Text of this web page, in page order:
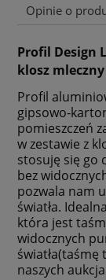
Opinie o
Profil Design
klosz
Profil
gipsowo-
pomieszczeń
w zestawie z
stosuję się go
bez
pozwala nam
światła.
która jest
widocznych
światła(taśmę
naszych